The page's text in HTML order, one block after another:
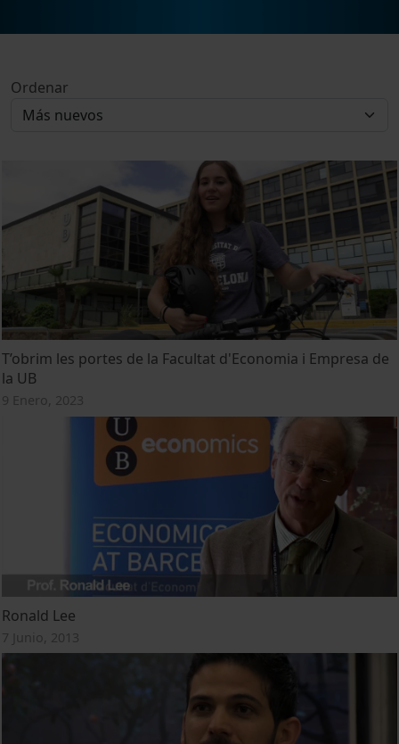
Ordenar
T’obrim les portes de la Facultat d'Economia i Empresa de
la UB
9 Enero, 2023
Ronald Lee
7 Junio, 2013